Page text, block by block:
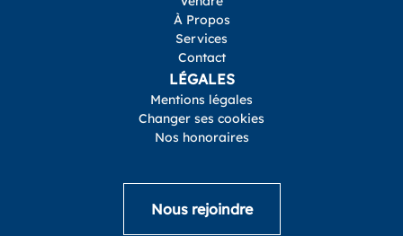
À Propos
Services
Contact
LÉGALES
Mentions légales
Changer ses cookies
Nos honoraires
Nous rejoindre